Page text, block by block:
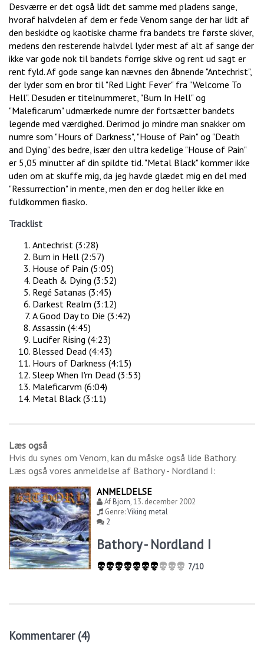
Desværre er det også lidt det samme med pladens sange,
hvoraf halvdelen af dem er fede Venom sange der har lidt af
den beskidte og kaotiske charme fra bandets tre første skiver,
medens den resterende halvdel lyder mest af alt af sange der
ikke var gode nok til bandets forrige skive og rent ud sagt er
rent fyld. Af gode sange kan nævnes den åbnende "Antechrist",
der lyder som en bror til "Red Light Fever" fra "Welcome To
Hell". Desuden er titelnummeret, "Burn In Hell" og
"Maleficarum" udmærkede numre der fortsætter bandets
legende med værdighed. Derimod jo mindre man snakker om
numre som "Hours of Darkness", "House of Pain" og "Death
and Dying" des bedre, især den ultra kedelige "House of Pain"
er 5,05 minutter af din spildte tid. "Metal Black" kommer ikke
uden om at skuffe mig, da jeg havde glædet mig en del med
"Ressurrection" in mente, men den er dog heller ikke en
fuldkommen fiasko.
Tracklist
Antechrist (3:28)
Burn in Hell (2:57)
House of Pain (5:05)
Death & Dying (3:52)
Regé Satanas (3:45)
Darkest Realm (3:12)
A Good Day to Die (3:42)
Assassin (4:45)
Lucifer Rising (4:23)
Blessed Dead (4:43)
Hours of Darkness (4:15)
Sleep When I'm Dead (3:53)
Maleficarvm (6:04)
Metal Black (3:11)
Læs også
Hvis du synes om Venom, kan du måske også lide Bathory.
Læs også vores anmeldelse af Bathory - Nordland I :
ANMELDELSE
AfBjorn,13. december 2002
Genre:Viking metal
2
Bathory - Nordland I
7/10
Kommentarer (4)